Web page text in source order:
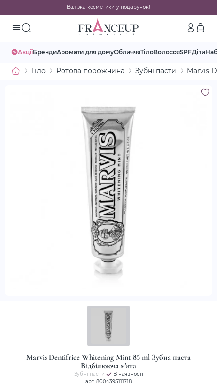
Валізка косметики у подарунок!
АкціїБрендиАромати для домуОбличчяТілоВолоссяSPFДіти
Тіло Ротова порожнина Зубні пасти Marvis
Marvis Dentifrice Whitening Mint 85 ml Зубна паста
Відбілююча м'ята
Зубні пасти
В наявності
арт. 8004395111718